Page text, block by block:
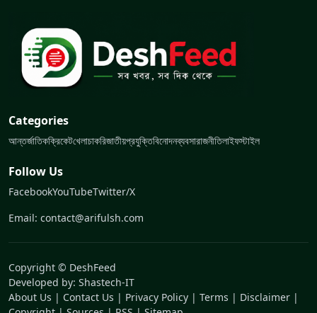
Categories
আন্তর্জাতিকক্রিকেটখেলাচাকরিজাতীয়প্রযুক্তিবিনোদনব্যবসারাজনীতিলাইফস্টাইল
Follow Us
FacebookYouTubeTwitter/X
Email: contact@arifulsh.com
Copyright © DeshFeed
Developed by: Shastech-IT
About Us | Contact Us | Privacy Policy | Terms | Disclaimer |